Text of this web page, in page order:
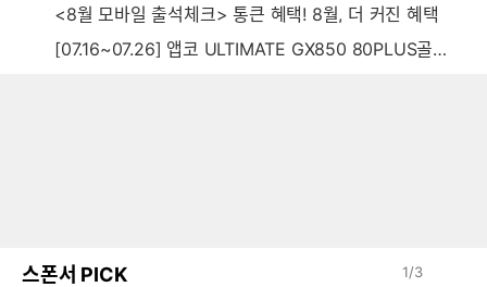
<8월 모바일 출석체크> 통큰 혜택! 8월, 더 커진 혜택
[07.16~07.26] 앱코 ULTIMATE GX850 80PLUS골드 풀모듈러 ATX3.0 블랙
스폰서 PICK 1/3